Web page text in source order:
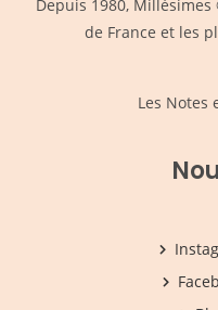
Depuis 1980, Millésimes
de France et les
Les Notes